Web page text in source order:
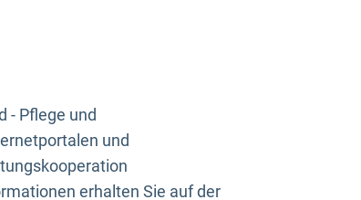
- Pflege und
und
erhalten Sie auf der